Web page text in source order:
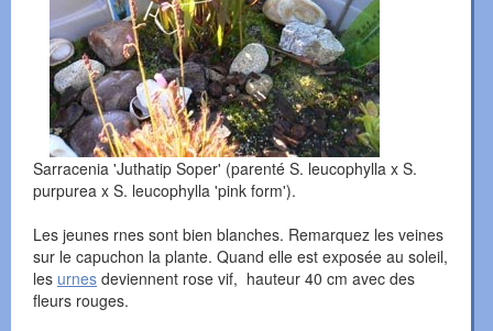
Sarracenia 'Juthatip Soper' (parenté S. leucophylla x S.
purpurea x S. leucophylla 'pink form').
Les jeunes rnes sont bien blanches. Remarquez les veines
sur le capuchon la plante. Quand elle est exposée au soleil,
les urnes deviennent rose vif, hauteur 40 cm avec des
fleurs rouges.